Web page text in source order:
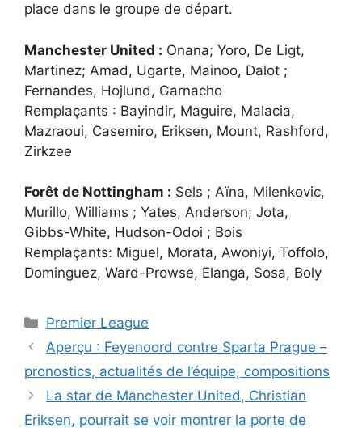
place dans le groupe de départ.
Manchester United : Onana; Yoro, De Ligt,
Martinez; Amad, Ugarte, Mainoo, Dalot ;
Fernandes, Hojlund, Garnacho
Remplaçants : Bayindir, Maguire, Malacia,
Mazraoui, Casemiro, Eriksen, Mount, Rashford,
Zirkzee
Forêt de Nottingham : Sels ; Aïna, Milenkovic,
Murillo, Williams ; Yates, Anderson; Jota,
Gibbs-White, Hudson-Odoi ; Bois
Remplaçants: Miguel, Morata, Awoniyi, Toffolo,
Dominguez, Ward-Prowse, Elanga, Sosa, Boly
Catégories
Premier League
Aperçu : Feyenoord contre Sparta Prague –
pronostics, actualités de l’équipe, compositions
La star de Manchester United, Christian
Eriksen, pourrait se voir montrer la porte de